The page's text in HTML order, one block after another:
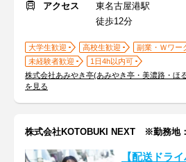
アクセス
東名古屋港駅
徒歩12分
大学生歓迎 高校生歓迎
副業・Ｗワー
未経験者歓迎
1日4h以内可
株式会社あみやき亭(あみやき亭・美濃路・ほ
を見る
株式会社KOTOBUKI NEXT ※勤務地
【配送ドラ